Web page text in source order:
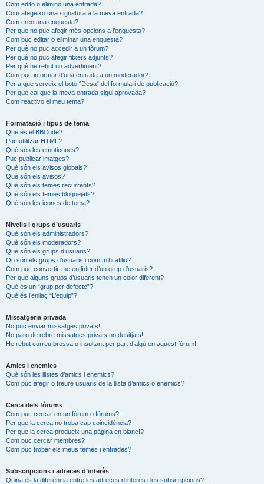
Com edito o elimino una entrada?
Com afegeixo una signatura a la meva entrada?
Com creo una enquesta?
Per què no puc afegir més opcions a l’enquesta?
Com puc editar o eliminar una enquesta?
Per què no puc accedir a un fòrum?
Per què no puc afegir fitxers adjunts?
Per què he rebut un advertiment?
Com puc informar d’una entrada a un moderador?
Per a què serveix el botó “Desa” del formulari de publicació?
Per què cal que la meva entrada sigui aprovada?
Com reactivo el meu tema?
Formatació i tipus de tema
Què és el BBCode?
Puc utilitzar HTML?
Què són les emoticones?
Puc publicar imatges?
Què són els avisos globals?
Què són els avisos?
Què són els temes recurrents?
Què són els temes bloquejats?
Què són les icones de tema?
Nivells i grups d’usuaris
Què són els administradors?
Què són els moderadors?
Què són els grups d’usuaris?
On són els grups d’usuaris i com m’hi afilio?
Com puc convertir-me en líder d’un grup d’usuaris?
Per què alguns grups d’usuaris tenen un color diferent?
Què és un “grup per defecte”?
Què és l’enllaç “L’equip”?
Missatgeria privada
No puc enviar missatges privats!
No paro de rebre missatges privats no desitjats!
He rebut correu brossa o insultant per part d’algú en aquest fòrum!
Amics i enemics
Què són les llistes d’amics i enemics?
Com puc afegir o treure usuaris de la llista d’amics o enemics?
Cerca dels fòrums
Com puc cercar en un fòrum o fòrums?
Per què la cerca no troba cap coincidència?
Per què la cerca produeix una pàgina en blanc!?
Com puc cercar membres?
Com puc trobar els meus temes i entrades?
Subscripcions i adreces d’interès
Quina és la diferència entre les adreces d’interès i les subscripcions?